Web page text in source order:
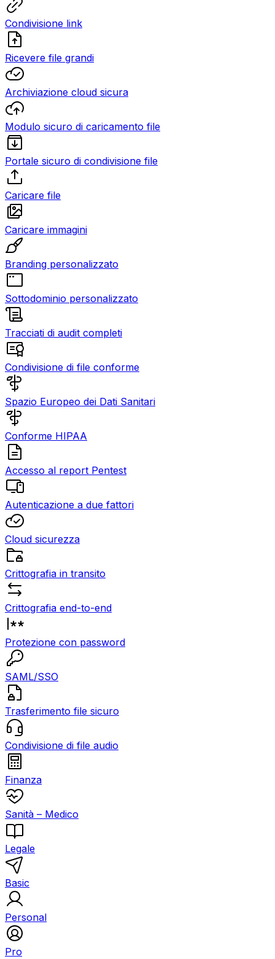
Condivisione link
Ricevere file grandi
Archiviazione cloud sicura
Modulo sicuro di caricamento file
Portale sicuro di condivisione file
Caricare file
Caricare immagini
Branding personalizzato
Sottodominio personalizzato
Tracciati di audit completi
Condivisione di file conforme
Spazio Europeo dei Dati Sanitari
Conforme HIPAA
Accesso al report Pentest
Autenticazione a due fattori
Cloud sicurezza
Crittografia in transito
Crittografia end-to-end
Protezione con password
SAML/SSO
Trasferimento file sicuro
Condivisione di file audio
Finanza
Sanità – Medico
Legale
Basic
Personal
Pro